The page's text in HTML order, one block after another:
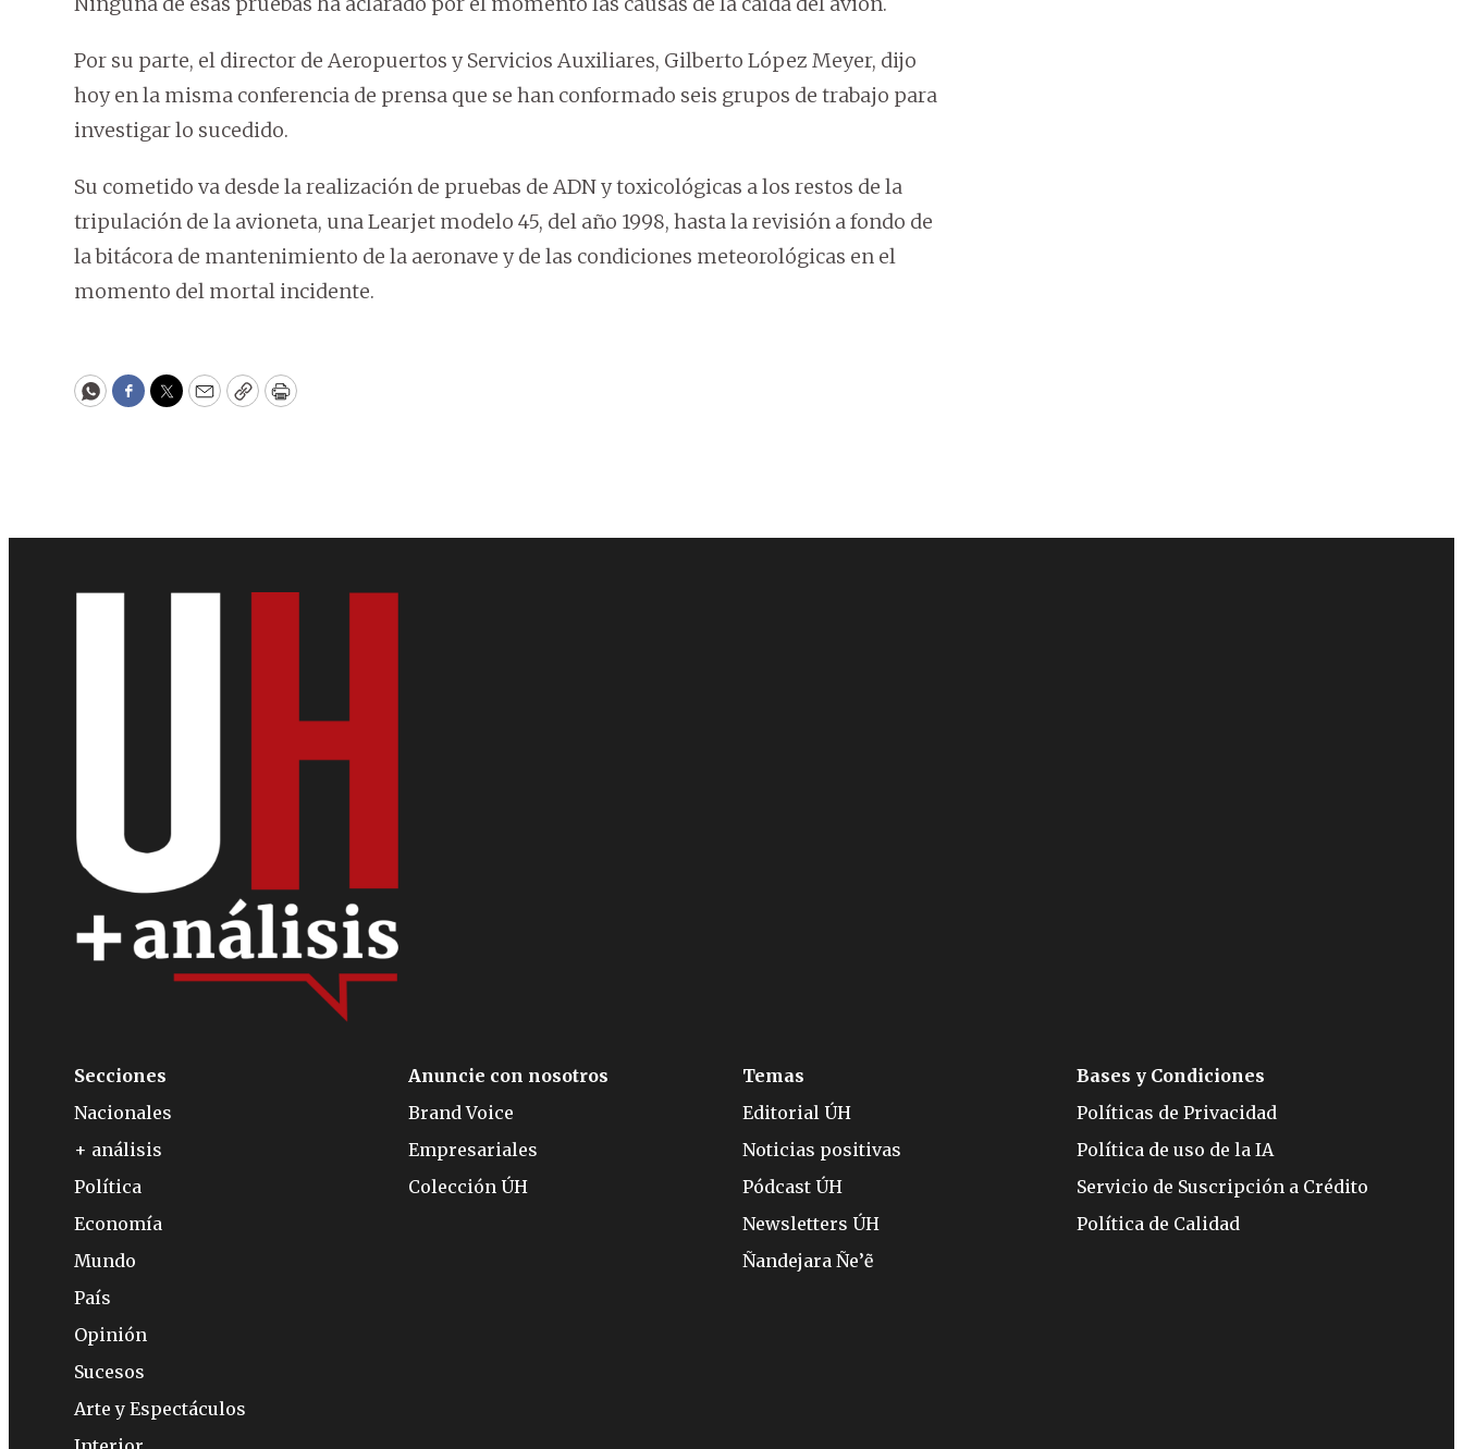
Por su parte, el director de Aeropuertos y Servicios Auxiliares, Gilberto López Meyer, dijo
hoy en la misma conferencia de prensa que se han conformado seis grupos de trabajo para
investigar lo sucedido.
Su cometido va desde la realización de pruebas de ADN y toxicológicas a los restos de la
tripulación de la avioneta, una Learjet modelo 45, del año 1998, hasta la revisión a fondo de
la bitácora de mantenimiento de la aeronave y de las condiciones meteorológicas en el
momento del mortal incidente.
WhatsApp
Facebook
Twitter
EmailCopyPrint
Secciones
Nacionales
+ análisis
Política
Economía
Mundo
País
Opinión
Sucesos
Arte y Espectáculos
Anuncie con nosotros
Brand Voice
Empresariales
Colección ÚH
Temas
Editorial ÚH
Noticias positivas
Pódcast ÚH
Newsletters ÚH
Ñandejara Ñe’ẽ
Bases y Condiciones
Políticas de Privacidad
Política de uso de la IA
Servicio de Suscripción a Crédito
Política de Calidad